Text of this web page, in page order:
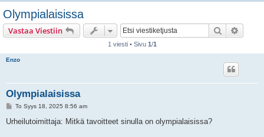
Olympialaisissa
Vastaa Viestiin Etsi
1 viesti • Sivu 1/1
Enzo
Olympialaisissa
V
e
To Syys 18, 2025 8:56 am
Urheilutoimittaja: Mitkä tavoitteet sinulla on olympialaisissa?